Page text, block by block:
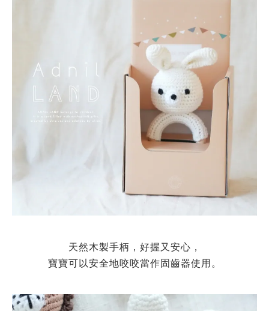
天然木製手柄，好握又安心，
寶寶可以安全地咬咬當作固齒器使用。